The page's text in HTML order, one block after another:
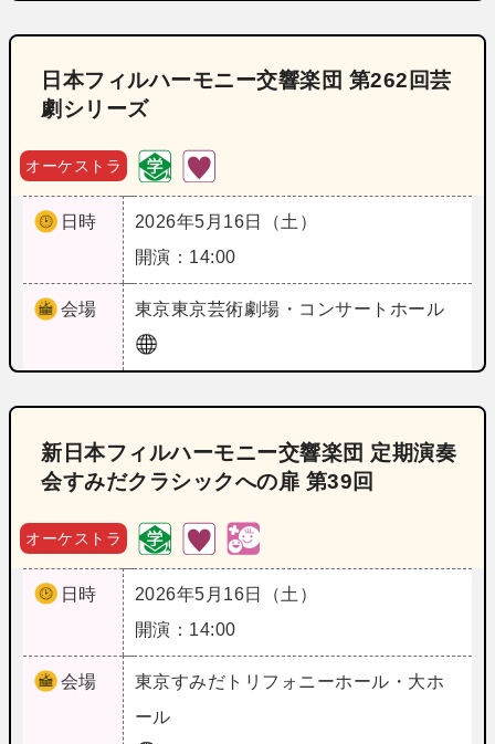
日本フィルハーモニー交響楽団 第262回芸
劇シリーズ
オーケストラ
日時
2026年5月16日（土）
開演：14:00
会場 東京東京芸術劇場・コンサートホール
新日本フィルハーモニー交響楽団 定期演奏
会すみだクラシックへの扉 第39回
オーケストラ
日時
2026年5月16日（土）
開演：14:00
会場 東京すみだトリフォニーホール・大ホ
ール